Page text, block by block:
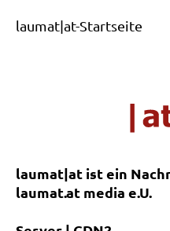
laumat|at-Startseite
laumat|at ist ein
laumat.at media e.U.